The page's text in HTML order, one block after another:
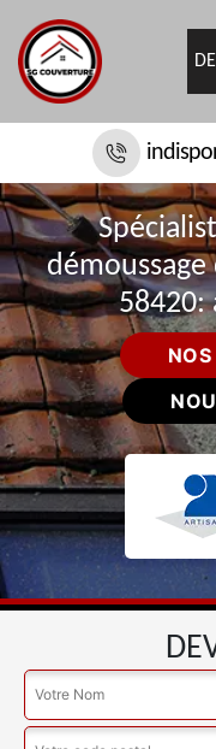
58420: